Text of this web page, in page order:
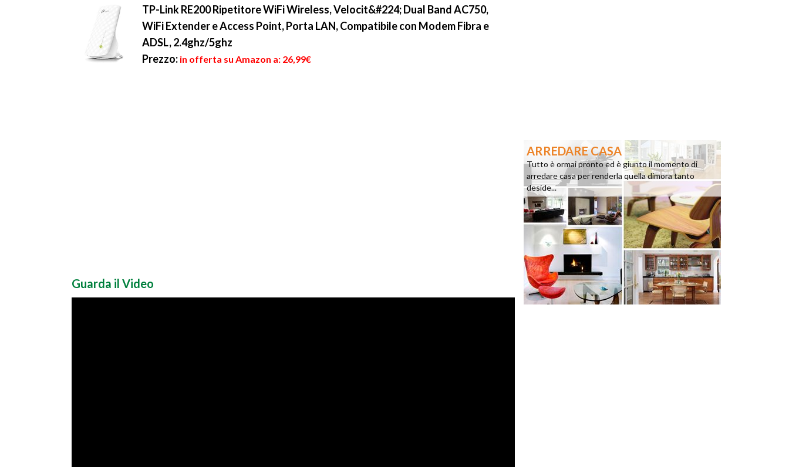
l'informatica. Come
abbiamo detto,...
quotidianamente 24 ore
tipologia di elettro...
TP-Link RE200 Ripetitore WiFi Wireless, Velocit&#224; Dual Band AC750,
WiFi Extender e Access Point, Porta LAN, Compatibile con Modem Fibra e
ADSL, 2.4ghz/5ghz
Prezzo: in offerta su Amazon a: 26,99€
Guarda il Video
ARREDARE CASA
Tutto è ormai pronto ed è giunto il momento di
arredare casa per renderla quella dimora tanto
deside...